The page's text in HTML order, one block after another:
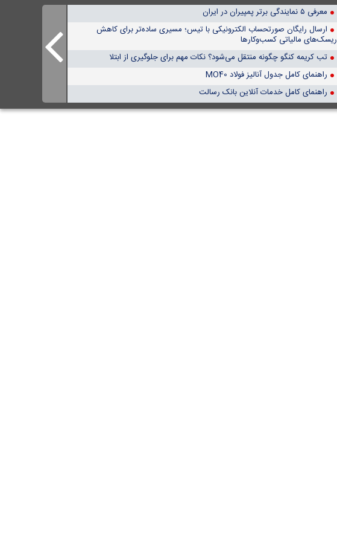
معرفی ۵ نمایندگی برتر پمپیران در ایران
ارسال رایگان صورتحساب الکترونیکی با تیس؛ مسیری ساده‌تر برای کاهش
ریسک‌های مالیاتی کسب‌وکارها
تب کریمه کنگو چگونه منتقل می‌شود؟ نکات مهم برای جلوگیری از ابتلا
راهنمای کامل جدول آنالیز فولاد MO40
راهنمای کامل خدمات آنلاین بانک رسالت